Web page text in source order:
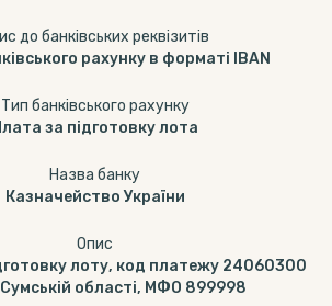
до банківських реквізитів
рахунку в форматі IBAN
Тип банкiвського рахунку
за підготовку лота
Назва банку
Казначейство України
Опис
лоту, код платежу 24060300
Сумській області, МФО 899998